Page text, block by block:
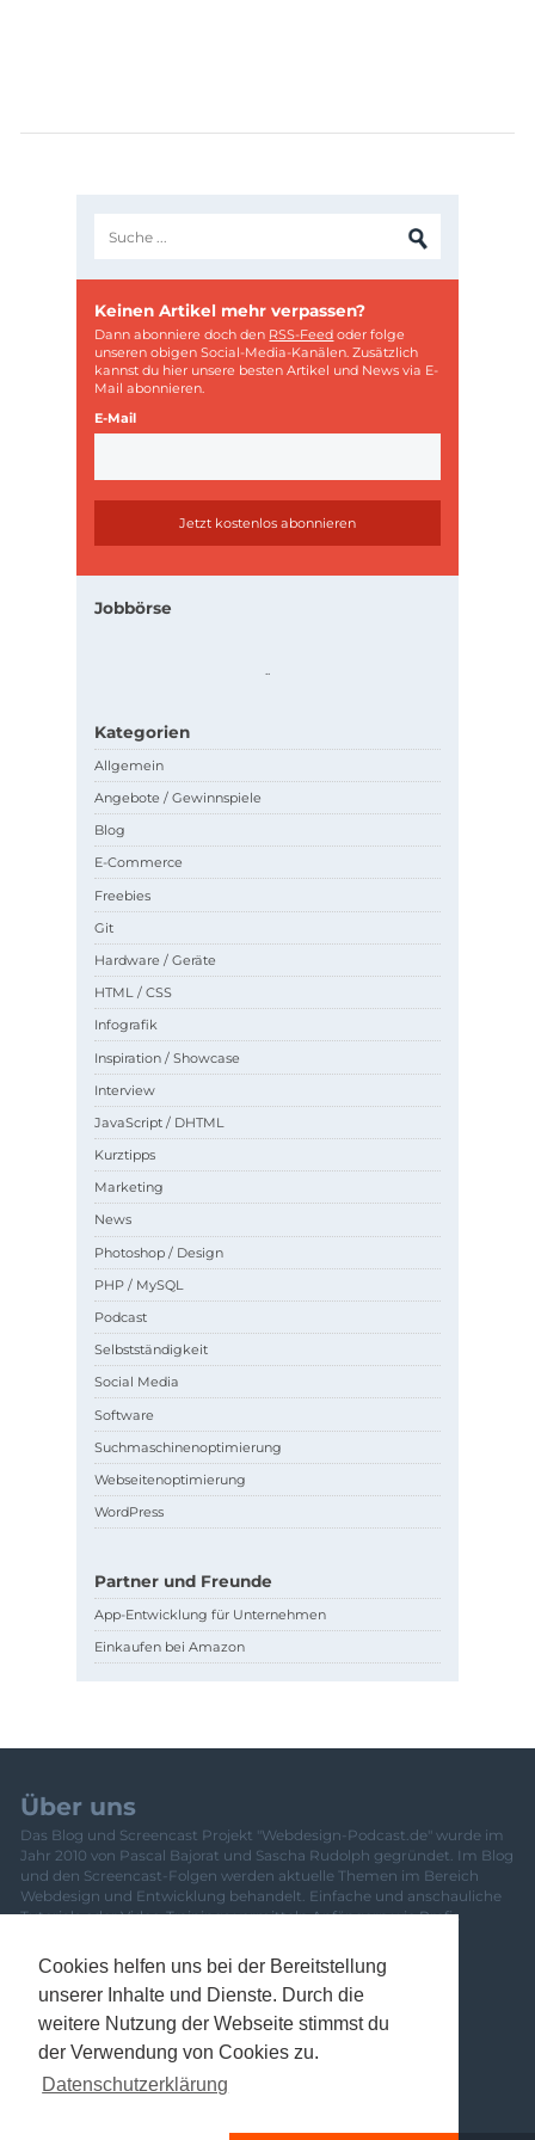
Cookies helfen uns bei der Bereitstellung
unserer Inhalte und Dienste. Durch die
weitere Nutzung der Webseite stimmst du
der Verwendung von Cookies zu.
Datenschutzerklärung
Keinen Artikel mehr verpassen?
Dann abonniere doch den RSS-Feed oder folge
unseren obigen Social-Media-Kanälen. Zusätzlich
kannst du hier unsere besten Artikel und News via E-
Mail abonnieren.
E-Mail
Jobbörse
..
Kategorien
Allgemein
Angebote / Gewinnspiele
Blog
E-Commerce
Freebies
Git
Hardware / Geräte
HTML / CSS
Infografik
Inspiration / Showcase
Interview
JavaScript / DHTML
Kurztipps
Marketing
News
Photoshop / Design
PHP / MySQL
Podcast
Selbstständigkeit
Social Media
Software
Suchmaschinenoptimierung
Webseitenoptimierung
WordPress
Partner und Freunde
App-Entwicklung für Unternehmen
Einkaufen bei Amazon
Über uns
Das Blog und Screencast Projekt "Webdesign-Podcast.de" wurde im
Jahr 2010 von Pascal Bajorat und Sascha Rudolph gegründet. Im Blog
und den Screencast-Folgen werden aktuelle Themen im Bereich
Webdesign und Entwicklung behandelt. Einfache und anschauliche
Tutorials oder Video-Trainings vermitteln Anfängern wie Profis
Mitwirkende ist
hier zu finden .
Newsletter
Banner
Kontakt
Datenschutzerklärung
Impressum